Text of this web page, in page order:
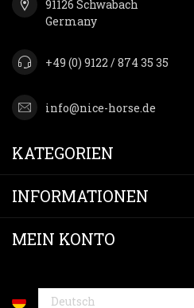
91126 Schwabach
Germany
+49 (0) 9122 / 874 35 35
info@nice-horse.de
KATEGORIEN
INFORMATIONEN
MEIN KONTO